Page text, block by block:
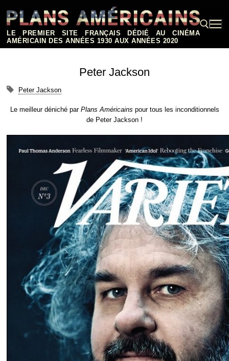
contenu
LE PREMIER SITE FRANÇAIS DÉDIÉ AU CINÉMA
AMÉRICAIN DES ANNÉES 1930 AUX ANNÉES 2020
Peter Jackson
Peter Jackson
Le meilleur déniché par Plans Américains pour tous les inconditionnels
de Peter Jackson !